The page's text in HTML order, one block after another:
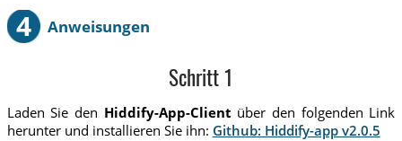
4 Anweisungen
Schritt 1
Laden Sie den Hiddify-App-Client über den folgenden Link
herunter und installieren Sie ihn: Github: Hiddify-app v2.0.5